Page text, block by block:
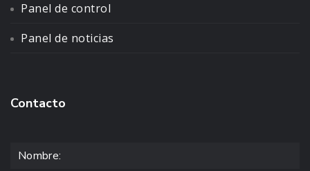
Panel de control
Panel de noticias
Contacto